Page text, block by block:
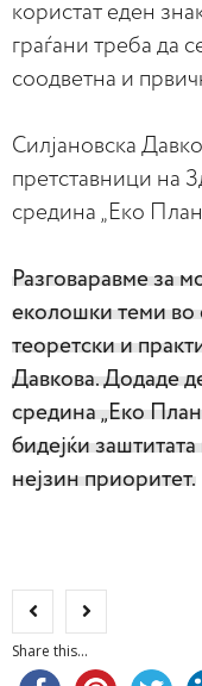
користат еден
граѓани треба да
соодветна и
Силјановска
претставници на
средина „Еко
Разговаравме за
еколошки теми во
теоретски и
Давкова. Додаде
средина „Еко
бидејќи
нејзин приоритет.
Share this...